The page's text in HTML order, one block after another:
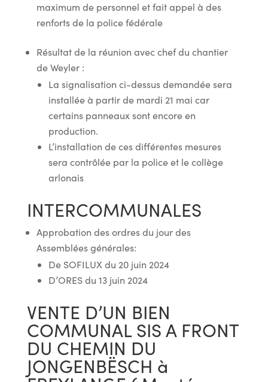
maximum de personnel et fait appel à des
renforts de la police fédérale
Résultat de la réunion avec chef du chantier
de Weyler :
La signalisation ci-dessus demandée sera
installée à partir de mardi 21 mai car
certains panneaux sont encore en
production.
L’installation de ces différentes mesures
sera contrôlée par la police et le collège
arlonais
INTERCOMMUNALES
Approbation des ordres du jour des
Assemblées générales:
De SOFILUX du 20 juin 2024
D’ORES du 13 juin 2024
VENTE D’UN BIEN
COMMUNAL SIS A FRONT
DU CHEMIN DU
JONGENBËSCH à